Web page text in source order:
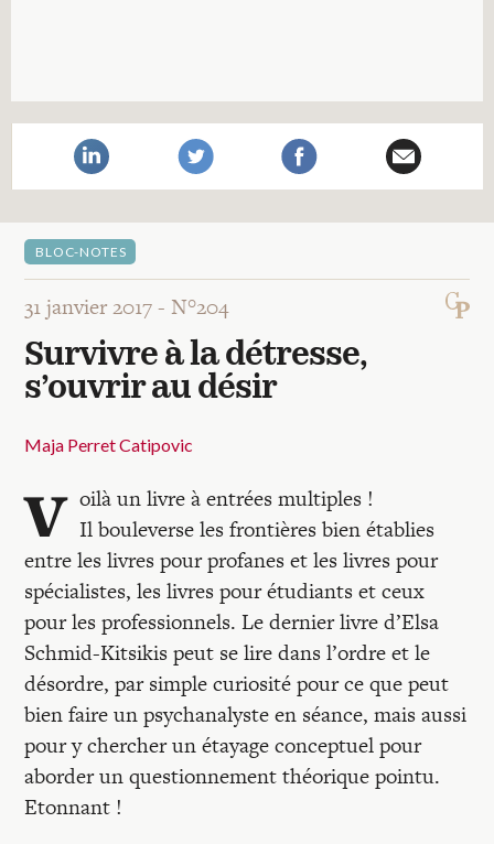
Recherches
Colloque
Mon panier
Mon compte
BLOC-NOTES
31 janvier 2017 -N°204
Survivre à la détresse,
s’ouvrir au désir
Maja Perret Catipovic
V oilà un livre à entrées multiples !
Il bouleverse les frontières bien établies
entre les livres pour profanes et les livres pour
spécialistes, les livres pour étudiants et ceux
pour les professionnels. Le dernier livre d’Elsa
Schmid-Kitsikis peut se lire dans l’ordre et le
désordre, par simple curiosité pour ce que peut
bien faire un psychanalyste en séance, mais aussi
pour y chercher un étayage conceptuel pour
aborder un questionnement théorique pointu.
Etonnant !